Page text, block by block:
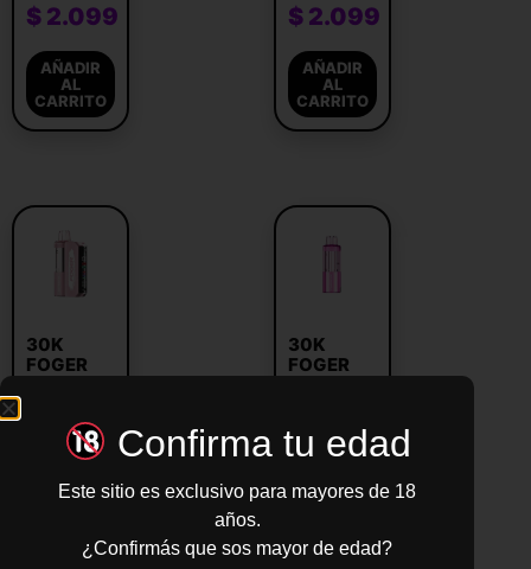
$ 2.099
AÑADIR
AL
CARRITO
$ 2.099
AÑADIR
AL
CARRITO
30K
FOGER
2.099
AÑADIR
CARRITO
30K
FOGER
AL
CARRITO
Confirma tu edad
Este sitio es exclusivo para mayores de 18
años.
¿Confirmás que sos mayor de edad?